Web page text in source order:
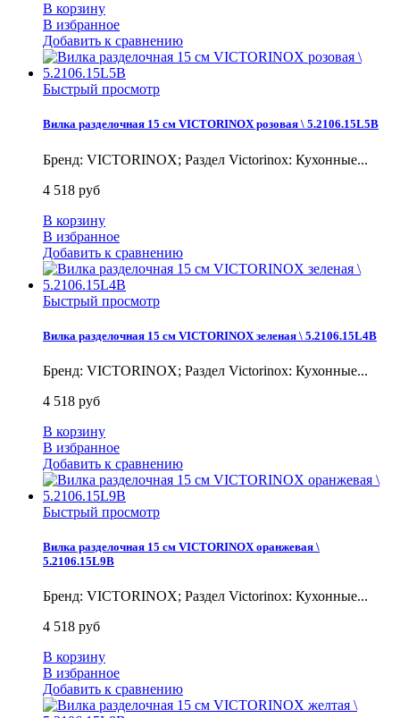
В корзину
В избранное
Добавить к сравнению
Быстрый просмотр
Вилка разделочная 15 см VICTORINOX розовая \ 5.2106.15L5B
Бренд: VICTORINOX; Раздел Victorinox: Кухонные...
4 518 руб
В корзину
В избранное
Добавить к сравнению
Быстрый просмотр
Вилка разделочная 15 см VICTORINOX зеленая \ 5.2106.15L4B
Бренд: VICTORINOX; Раздел Victorinox: Кухонные...
4 518 руб
В корзину
В избранное
Добавить к сравнению
Быстрый просмотр
Вилка разделочная 15 см VICTORINOX оранжевая \
5.2106.15L9B
Бренд: VICTORINOX; Раздел Victorinox: Кухонные...
4 518 руб
В корзину
В избранное
Добавить к сравнению